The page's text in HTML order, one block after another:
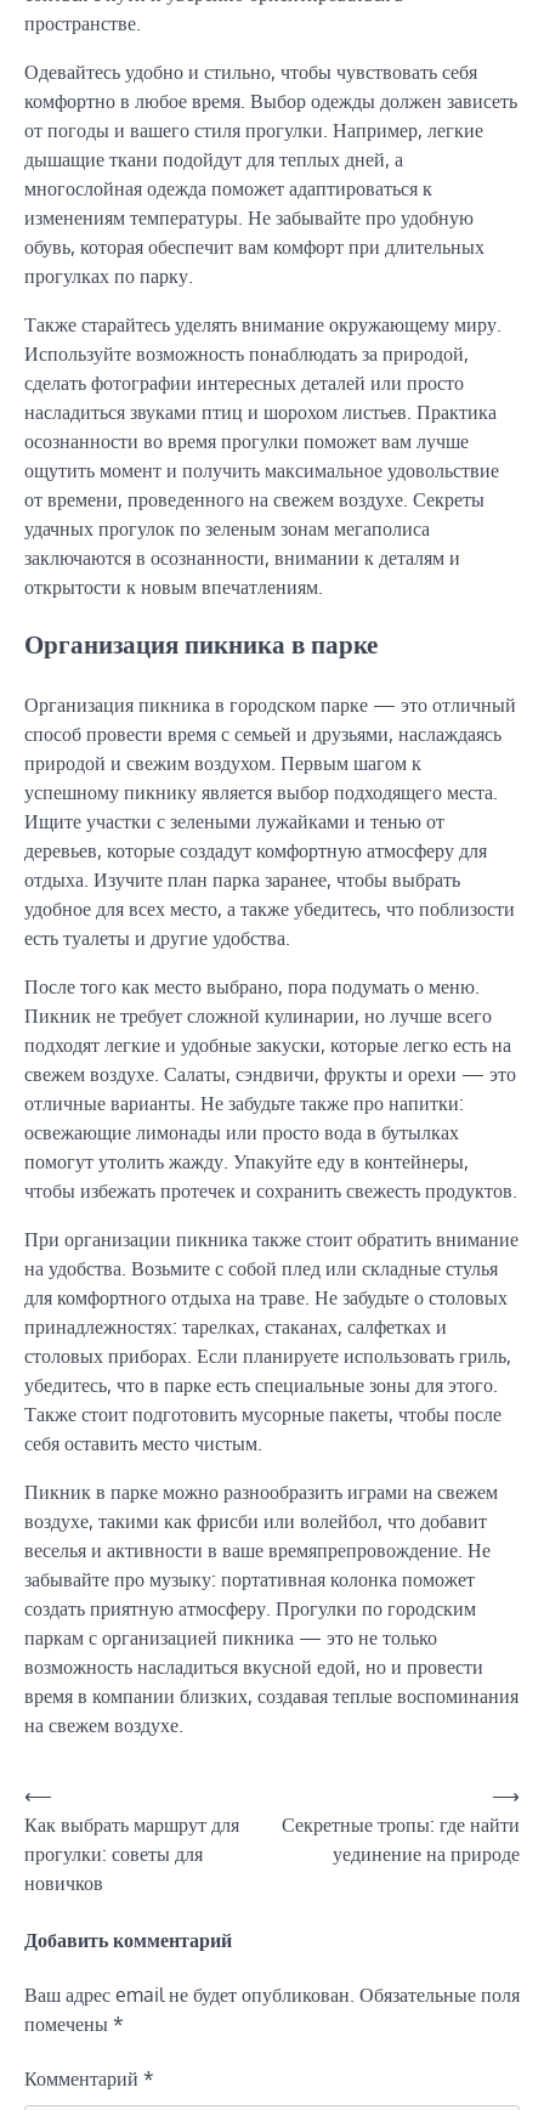
пространстве.
Одевайтесь удобно и стильно, чтобы чувствовать себя
комфортно в любое время. Выбор одежды должен зависеть
от погоды и вашего стиля прогулки. Например, легкие
дышащие ткани подойдут для теплых дней, а
многослойная одежда поможет адаптироваться к
изменениям температуры. Не забывайте про удобную
обувь, которая обеспечит вам комфорт при длительных
прогулках по парку.
Также старайтесь уделять внимание окружающему миру.
Используйте возможность понаблюдать за природой,
сделать фотографии интересных деталей или просто
насладиться звуками птиц и шорохом листьев. Практика
осознанности во время прогулки поможет вам лучше
ощутить момент и получить максимальное удовольствие
от времени, проведенного на свежем воздухе. Секреты
удачных прогулок по зеленым зонам мегаполиса
заключаются в осознанности, внимании к деталям и
открытости к новым впечатлениям.
Организация пикника в парке
Организация пикника в городском парке — это отличный
способ провести время с семьей и друзьями, наслаждаясь
природой и свежим воздухом. Первым шагом к
успешному пикнику является выбор подходящего места.
Ищите участки с зелеными лужайками и тенью от
деревьев, которые создадут комфортную атмосферу для
отдыха. Изучите план парка заранее, чтобы выбрать
удобное для всех место, а также убедитесь, что поблизости
есть туалеты и другие удобства.
После того как место выбрано, пора подумать о меню.
Пикник не требует сложной кулинарии, но лучше всего
подходят легкие и удобные закуски, которые легко есть на
свежем воздухе. Салаты, сэндвичи, фрукты и орехи — это
отличные варианты. Не забудьте также про напитки:
освежающие лимонады или просто вода в бутылках
помогут утолить жажду. Упакуйте еду в контейнеры,
чтобы избежать протечек и сохранить свежесть продуктов.
При организации пикника также стоит обратить внимание
на удобства. Возьмите с собой плед или складные стулья
для комфортного отдыха на траве. Не забудьте о столовых
принадлежностях: тарелках, стаканах, салфетках и
столовых приборах. Если планируете использовать гриль,
убедитесь, что в парке есть специальные зоны для этого.
Также стоит подготовить мусорные пакеты, чтобы после
себя оставить место чистым.
Пикник в парке можно разнообразить играми на свежем
воздухе, такими как фрисби или волейбол, что добавит
веселья и активности в ваше времяпрепровождение. Не
забывайте про музыку: портативная колонка поможет
создать приятную атмосферу. Прогулки по городским
паркам с организацией пикника — это не только
возможность насладиться вкусной едой, но и провести
время в компании близких, создавая теплые воспоминания
на свежем воздухе.
Навигация
по
записям
⟵
Как выбрать маршрут для
прогулки: советы для
новичков
Секретные тропы: где найти
уединение на природе
⟶
Добавить комментарий
Ваш адрес email не будет опубликован. Обязательные поля
помечены *
Комментарий *